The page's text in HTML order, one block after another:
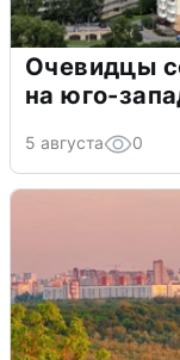
Очевидцы
на юго-
5 августа 0